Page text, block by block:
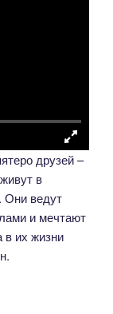
друзей –
в
ведут
и мечтают
в их жизни